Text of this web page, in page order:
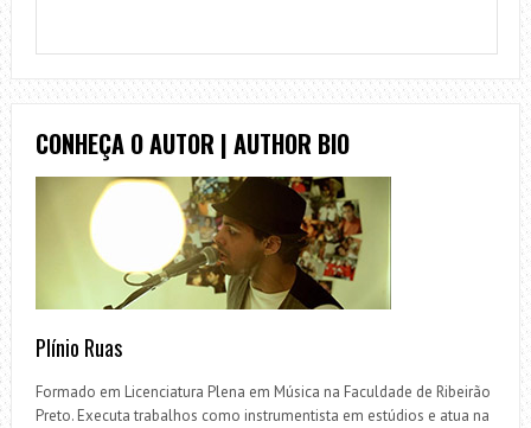
CONHEÇA O AUTOR | AUTHOR BIO
Plínio Ruas
Formado em Licenciatura Plena em Música na Faculdade de Ribeirão
Preto. Executa trabalhos como instrumentista em estúdios e atua na